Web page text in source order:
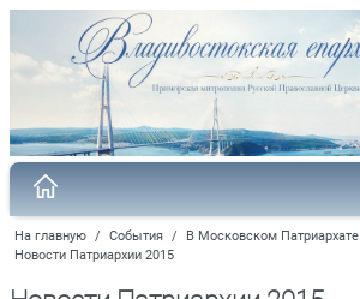
На главную / События / В Московском Патриархате
Новости Патриархии 2015